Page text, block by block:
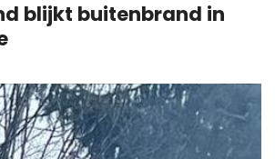
blijkt buitenbrand in